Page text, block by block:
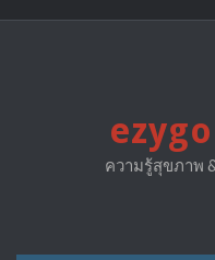
ความรู้สุขภาพ